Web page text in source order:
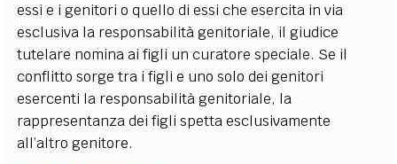
essi e i genitori o quello di essi che esercita in via
esclusiva la responsabilità genitoriale, il giudice
tutelare nomina ai figli un curatore speciale. Se il
conflitto sorge tra i figli e uno solo dei genitori
esercenti la responsabilità genitoriale, la
rappresentanza dei figli spetta esclusivamente
all’altro genitore.